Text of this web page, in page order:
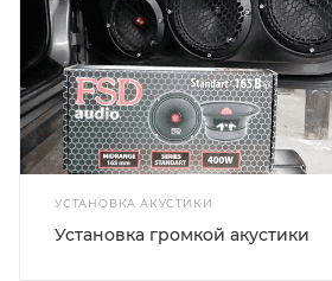
УСТАНОВКА АКУСТИКИ
Установка громкой акустики